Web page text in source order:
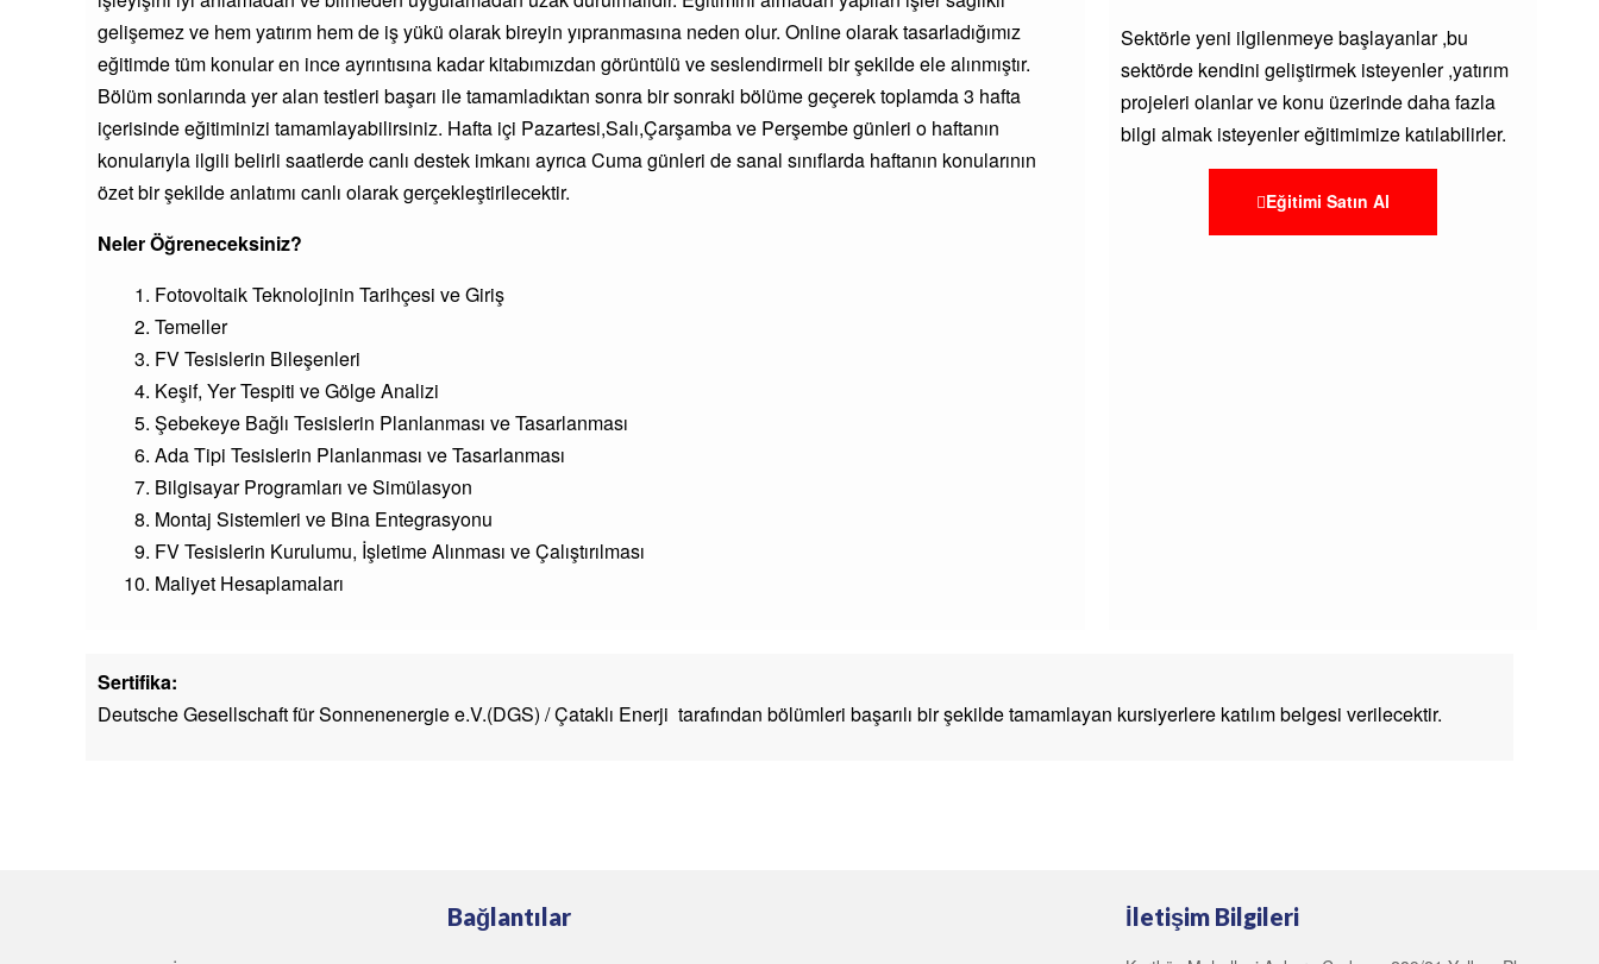
gelişemez ve hem yatırım hem de iş yükü olarak bireyin yıpranmasına neden olur. Online olarak tasarladığımız
eğitimde tüm konular en ince ayrıntısına kadar kitabımızdan görüntülü ve seslendirmeli bir şekilde ele alınmıştır.
Bölüm sonlarında yer alan testleri başarı ile tamamladıktan sonra bir sonraki bölüme geçerek toplamda 3 hafta
içerisinde eğitiminizi tamamlayabilirsiniz. Hafta içi Pazartesi,Salı,Çarşamba ve Perşembe günleri o haftanın
konularıyla ilgili belirli saatlerde canlı destek imkanı ayrıca Cuma günleri de sanal sınıflarda haftanın konularının
özet bir şekilde anlatımı canlı olarak gerçekleştirilecektir.
Neler Öğreneceksiniz?
Fotovoltaik Teknolojinin Tarihçesi ve Giriş
Temeller
FV Tesislerin Bileşenleri
Keşif, Yer Tespiti ve Gölge Analizi
Şebekeye Bağlı Tesislerin Planlanması ve Tasarlanması
Ada Tipi Tesislerin Planlanması ve Tasarlanması
Bilgisayar Programları ve Simülasyon
Montaj Sistemleri ve Bina Entegrasyonu
FV Tesislerin Kurulumu, İşletime Alınması ve Çalıştırılması
Maliyet Hesaplamaları
Sektörle yeni ilgilenmeye başlayanlar ,bu
sektörde kendini geliştirmek isteyenler ,yatırım
projeleri olanlar ve konu üzerinde daha fazla
bilgi almak isteyenler eğitimimize katılabilirler.
Eğitimi Satın Al
Sertifika:
Deutsche Gesellschaft für Sonnenenergie e.V.(DGS) / Çataklı Enerji tarafından bölümleri başarılı bir şekilde tamamlayan kursiyerlere katılım belgesi verilecektir.
Bağlantılar İletişim Bilgileri